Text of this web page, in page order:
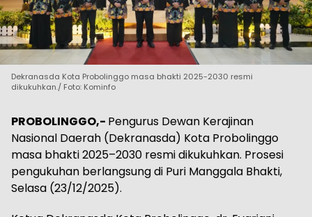
Dekranasda Kota Probolinggo masa bhakti 2025-2030 resmi
dikukuhkan./ Foto: Kominfo
PROBOLINGGO,- Pengurus Dewan Kerajinan
Nasional Daerah (Dekranasda) Kota Probolinggo
masa bhakti 2025–2030 resmi dikukuhkan. Prosesi
pengukuhan berlangsung di Puri Manggala Bhakti,
Selasa (23/12/2025).